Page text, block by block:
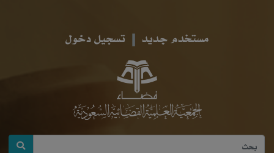
مستخدم جديد تسجيل دخول